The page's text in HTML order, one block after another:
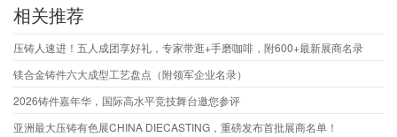
相关推荐
压铸人速进！五人成团享好礼，专家带逛+手磨咖啡，附600+最新展商名录
镁合金铸件六大成型工艺盘点（附领军企业名录）
2026铸件嘉年华，国际高水平竞技舞台邀您参评
亚洲最大压铸有色展CHINA DIECASTING，重磅发布首批展商名单！